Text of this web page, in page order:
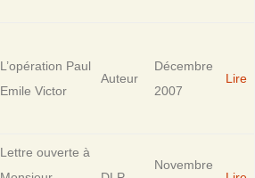
L’opération Paul
Emile Victor
Auteur
Décembre
2007
Lire
Lettre ouverte à
Novembre